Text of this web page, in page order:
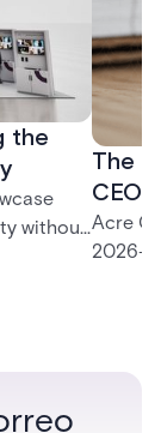
the
without
The
CEO
Acre